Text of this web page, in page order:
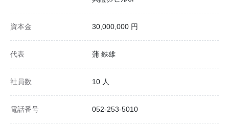
資本金 30,000,000 円
代表 蒲 鉄雄
社員数 10 人
電話番号 052-253-5010